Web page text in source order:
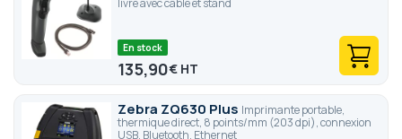
livré avec câble et stand
En stock
135,90€
Zebra ZQ630 Plus Imprimante portable,
thermique direct, 8 points/mm (203 dpi), connexion
USB, Bluetooth, Ethernet